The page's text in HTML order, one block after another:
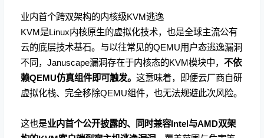
业内首个跨双架构的内核级KVM逃逸
KVM是Linux内核原生的虚拟化技术，也是全球主流公有
云的底层技术基石。与以往常见的QEMU用户态逃逸漏洞
不同，Januscape漏洞存在于内核态的KVM模块中， 不依
赖QEMU仿真组件即可触发。 这意味着，即便云厂商自研
虚拟化栈、完全移除QEMU组件，也无法规避此次风险。
这也是业内首个公开披露的、同时兼容Intel与AMD双架